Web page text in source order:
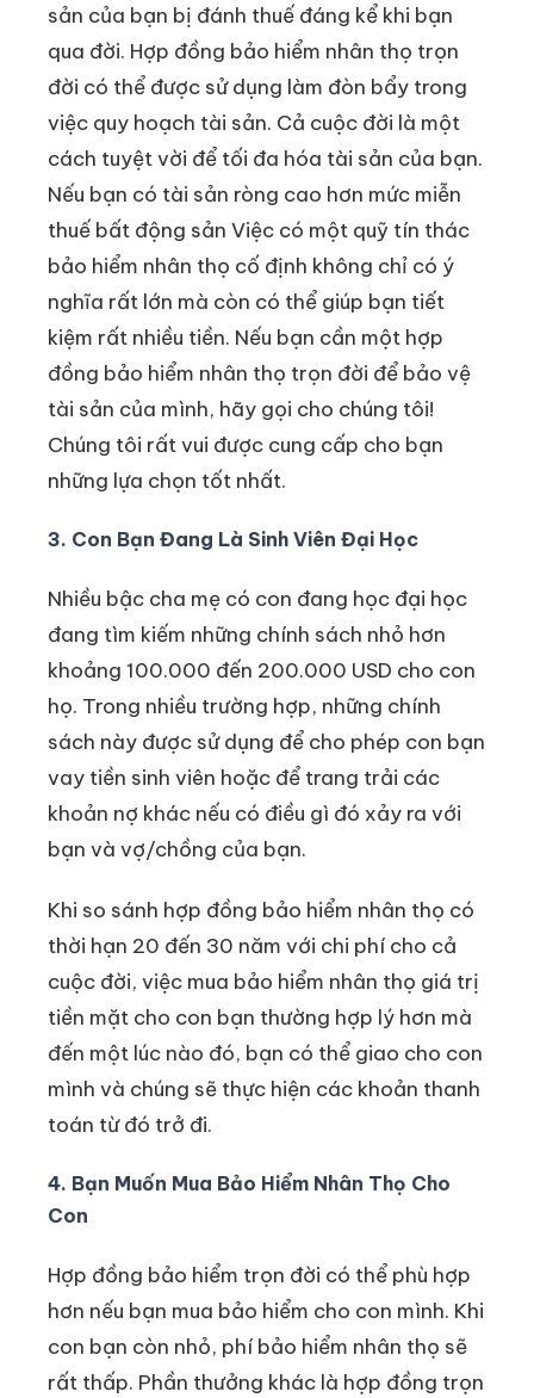
sản của bạn bị đánh thuế đáng kể khi bạn
qua đời. Hợp đồng bảo hiểm nhân thọ trọn
đời có thể được sử dụng làm đòn bẩy trong
việc quy hoạch tài sản. Cả cuộc đời là một
cách tuyệt vời để tối đa hóa tài sản của bạn.
Nếu bạn có tài sản ròng cao hơn mức miễn
thuế bất động sản Việc có một quỹ tín thác
bảo hiểm nhân thọ cố định không chỉ có ý
nghĩa rất lớn mà còn có thể giúp bạn tiết
kiệm rất nhiều tiền. Nếu bạn cần một hợp
đồng bảo hiểm nhân thọ trọn đời để bảo vệ
tài sản của mình, hãy gọi cho chúng tôi!
Chúng tôi rất vui được cung cấp cho bạn
những lựa chọn tốt nhất.
3. Con Bạn Đang Là Sinh Viên Đại Học
Nhiều bậc cha mẹ có con đang học đại học
đang tìm kiếm những chính sách nhỏ hơn
khoảng 100.000 đến 200.000 USD cho con
họ. Trong nhiều trường hợp, những chính
sách này được sử dụng để cho phép con bạn
vay tiền sinh viên hoặc để trang trải các
khoản nợ khác nếu có điều gì đó xảy ra với
bạn và vợ/chồng của bạn.
Khi so sánh hợp đồng bảo hiểm nhân thọ có
thời hạn 20 đến 30 năm với chi phí cho cả
cuộc đời, việc mua bảo hiểm nhân thọ giá trị
tiền mặt cho con bạn thường hợp lý hơn mà
đến một lúc nào đó, bạn có thể giao cho con
mình và chúng sẽ thực hiện các khoản thanh
toán từ đó trở đi.
4. Bạn Muốn Mua Bảo Hiểm Nhân Thọ Cho
Con
Hợp đồng bảo hiểm trọn đời có thể phù hợp
hơn nếu bạn mua bảo hiểm cho con mình. Khi
con bạn còn nhỏ, phí bảo hiểm nhân thọ sẽ
rất thấp. Phần thưởng khác là hợp đồng trọn